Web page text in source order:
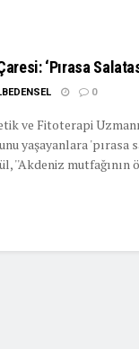
‘Pırasa
0
ve Fitoterapi
yaşayanlara 'pırasa
''Akdeniz mutfağının